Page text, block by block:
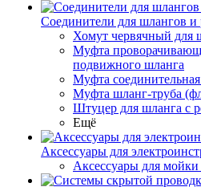
Соединители для шлангов и
Хомут червячный для
Муфта
подвижного шланга
Муфта
Муфта шланг-труба
Штуцер для шланга с
Ещё
Аксессуары для
Аксессуары для